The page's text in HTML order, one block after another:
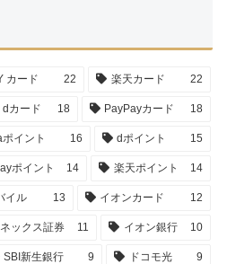
カード 22 楽天カード 22
dカード 18 PayPayカード 18
イント 16 dポイント 15
ポイント 14 楽天ポイント 14
イル 13 イオンカード 12
ックス証券 11 イオン銀行 10
SBI新生銀行 9 ドコモ光 9